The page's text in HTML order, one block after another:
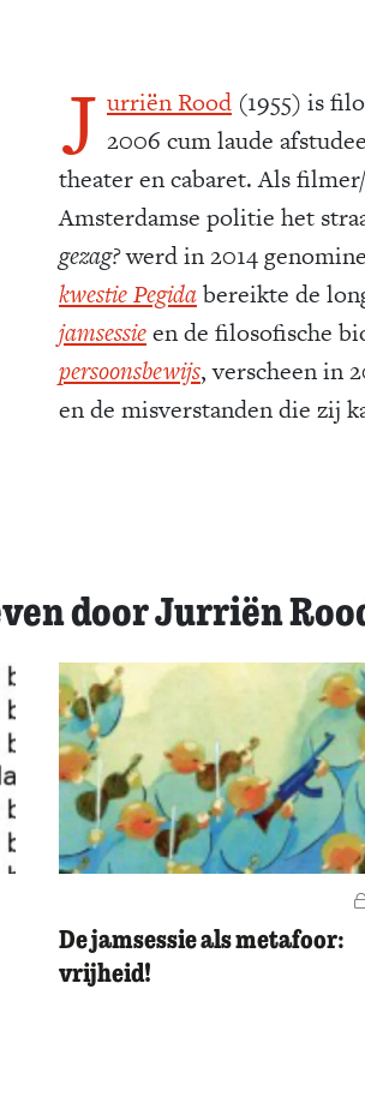
J urriën Rood(1955) is
2006 cum laude
theater en cabaret. Als
Amsterdamse politie het
gezag?werd in 2014
kwestie Pegidabereikte de
jamsessieen de filosofische
persoonsbewijs, verscheen in
en de misverstanden die zij
door Jurriën
De jamsessie als metafoor:
vrijheid!